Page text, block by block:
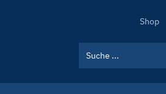
Shop